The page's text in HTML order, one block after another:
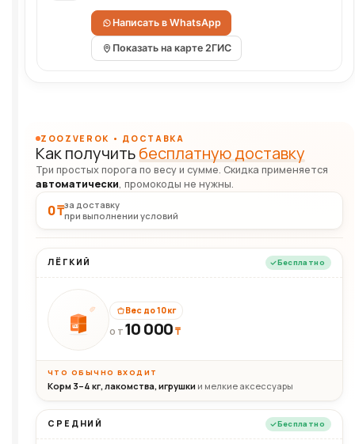
Написать в WhatsApp
Показать на карте 2ГИС
ZOOZVEROK • ДОСТАВКА
Как получитьбесплатную доставку
Три простых порога по весу и сумме. Скидка применяется
автоматически, промокоды не нужны.
0 ₸за доставку
при выполнении условий
ЛЁГКИЙ Бесплатно
10кг
Вес до 10 кг
ОТ 10 000₸
ЧТО ОБЫЧНО ВХОДИТ
Корм 3–4 кг, лакомства, игрушки и мелкие аксессуары
СРЕДНИЙ Бесплатно